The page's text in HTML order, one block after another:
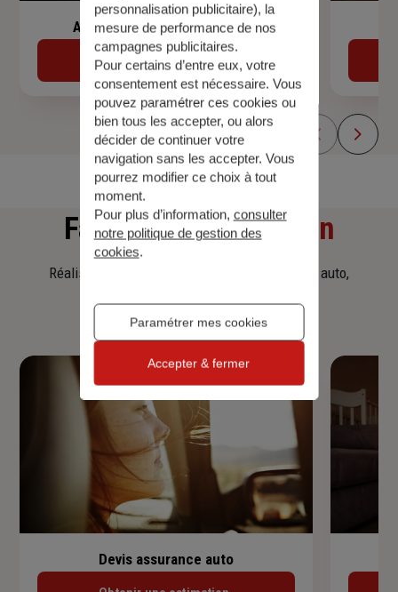
Assurance de prêt immobilier
Découvrir
Faitesune simulation
Réalisez une simulation tarifaire d'assurance, auto,
Devis assurance auto
personnalisation publicitaire), la
mesure de performance de nos
campagnes publicitaires.
Pour certains d’entre eux, votre
consentement est nécessaire. Vous
pouvez paramétrer ces cookies ou
bien tous les accepter, ou alors
décider de continuer votre
navigation sans les accepter. Vous
pourrez modifier ce choix à tout
moment.
Pour plus d’information, consulter
notre politique de gestion des
cookies.
Paramétrer mes cookies
Accepter & fermer